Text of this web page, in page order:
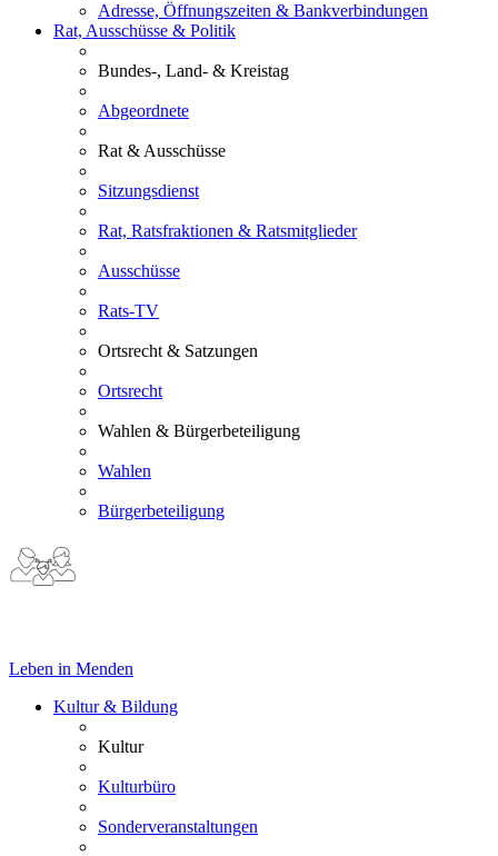
Adresse, Öffnungszeiten & Bankverbindungen
Rat, Ausschüsse & Politik
Bundes-, Land- & Kreistag
Abgeordnete
Rat & Ausschüsse
Sitzungsdienst
Rat, Ratsfraktionen & Ratsmitglieder
Ausschüsse
Rats-TV
Ortsrecht & Satzungen
Ortsrecht
Wahlen & Bürgerbeteiligung
Wahlen
Bürgerbeteiligung
Leben in Menden
Kultur & Bildung
Kultur
Kulturbüro
Sonderveranstaltungen